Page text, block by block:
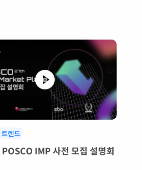
렌드
IMP 사전 모집 설명회